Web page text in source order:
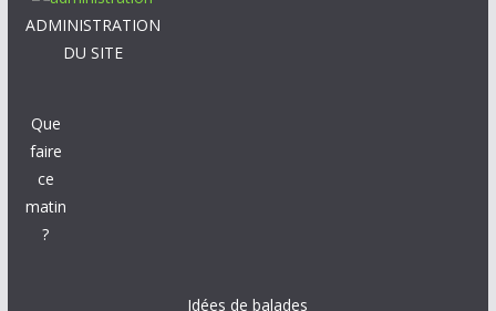
ADMINISTRATION
DU SITE
Que
faire
ce
matin
?
Idées de balades